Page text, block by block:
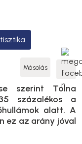
Másolás
szerint Tolna
százalékos a
alatt. A
ez az arány jóval